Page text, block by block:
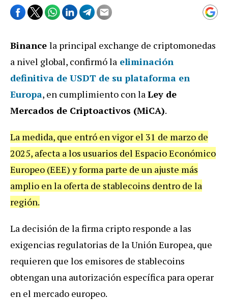
Binance la principal exchange de criptomonedas
a nivel global, confirmó la eliminación
definitiva de USDT de su plataforma en
Europa, en cumplimiento con laLey de
Mercados de Criptoactivos (MiCA).
La medida, que entró en vigor el 31 de marzo de
2025, afecta a los usuarios del Espacio Económico
Europeo (EEE) y forma parte de un ajuste más
amplio en la oferta de stablecoins dentro de la
región.
La decisión de la firma cripto responde a las
exigencias regulatorias de la Unión Europea, que
requieren que los emisores de stablecoins
obtengan una autorización específica para operar
en el mercado europeo.